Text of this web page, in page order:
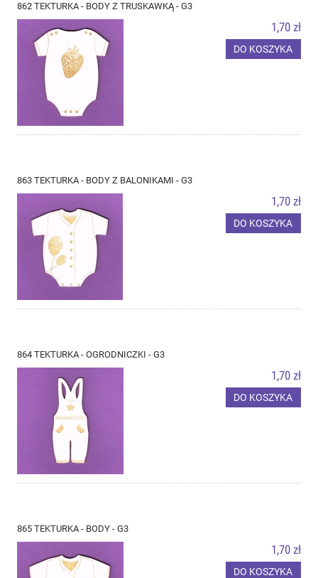
862 TEKTURKA - BODY Z TRUSKAWKĄ - G3
1,70 zł
DO KOSZYKA
863 TEKTURKA - BODY Z BALONIKAMI - G3
1,70 zł
DO KOSZYKA
864 TEKTURKA - OGRODNICZKI - G3
1,70 zł
DO KOSZYKA
865 TEKTURKA - BODY - G3
1,70 zł
DO KOSZYKA